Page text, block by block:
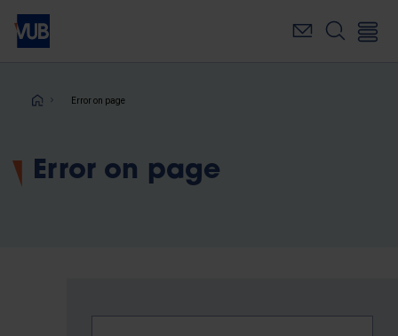
Skip
main
Breadcrumb
Error on page
Error on page